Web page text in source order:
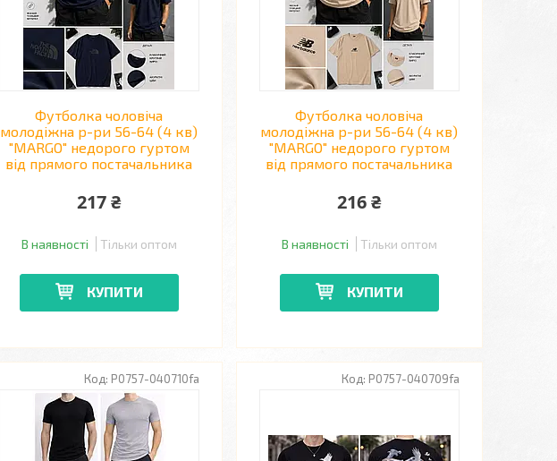
Футболка чоловіча
молодіжна р-ри 56-64 (4 кв)
"MARGO" недорого гуртом
від прямого постачальника
217 ₴
В наявності Тільки оптом
КУПИТИ
Футболка чоловіча
молодіжна р-ри 56-64 (4 кв)
"MARGO" недорого гуртом
від прямого постачальника
216 ₴
В наявності Тільки оптом
КУПИТИ
P0757-040710fa P0757-040709fa